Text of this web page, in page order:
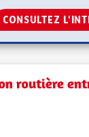
CONSULTEZ
routière